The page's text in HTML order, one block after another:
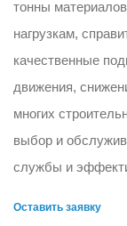
тонны
нагрузкам,
качественные
движения,
многих
выбор и
службы и
Оставить заявку